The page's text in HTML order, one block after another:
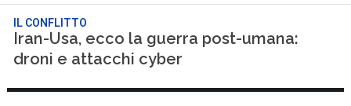
IL CONFLITTO
Iran-Usa, ecco la guerra post-umana:
droni e attacchi cyber